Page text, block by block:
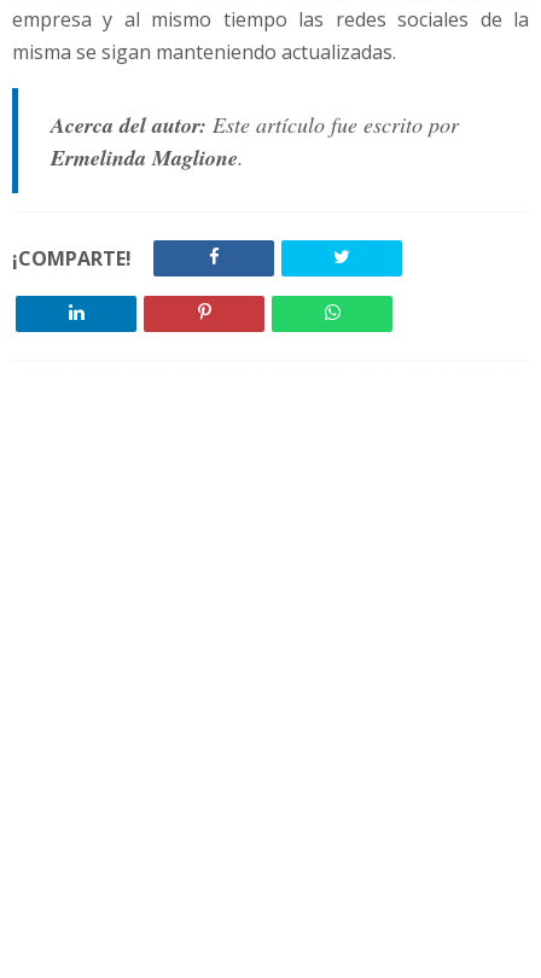
empresa y al mismo tiempo las redes sociales de la
misma se sigan manteniendo actualizadas.
Acerca del autor: Este artículo fue escrito por
Ermelinda Maglione.
¡COMPARTE!